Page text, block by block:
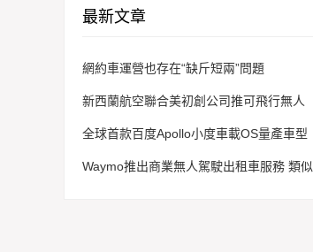
最新文章
網約車運營也存在“缺斤短兩”問題
新西蘭航空聯合美初創公司推可飛行無人
全球首款百度Apollo小度車載OS量產車型
Waymo推出商業無人駕駛出租車服務 類似